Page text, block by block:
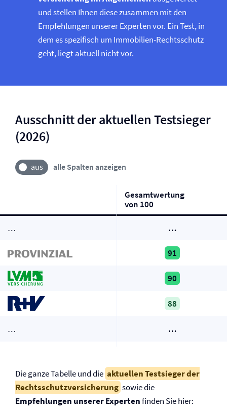
und stellen Ihnen diese zusammen mit den
Empfehlungen unserer Experten vor. Ein Test, in
dem es spezifisch um Immobilien-Rechtsschutz
geht, liegt aktuell nicht vor.
Ausschnitt der aktuellen Testsieger
(2026)
alle Spalten anzeigen
Gesamtwertung
von 100
… …
91
90
88
… …
Die ganze Tabelle und die aktuellen Testsieger der
Rechtsschutz­versicherung sowie die
Empfehlungen unserer Expertenfinden Sie hier: